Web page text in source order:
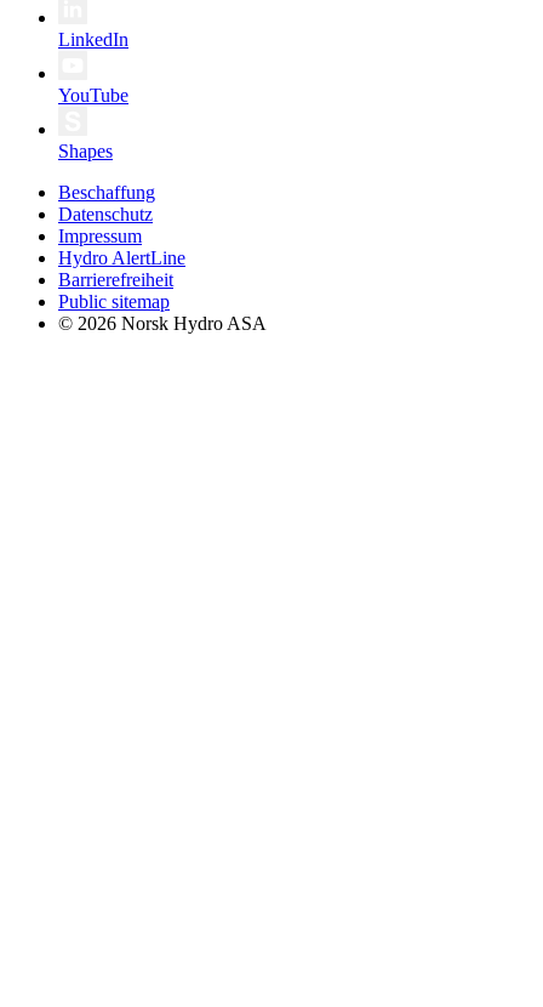
LinkedIn
YouTube
Shapes
Beschaffung
Datenschutz
Impressum
Hydro AlertLine
Barrierefreiheit
Public sitemap
© 2026 Norsk Hydro ASA